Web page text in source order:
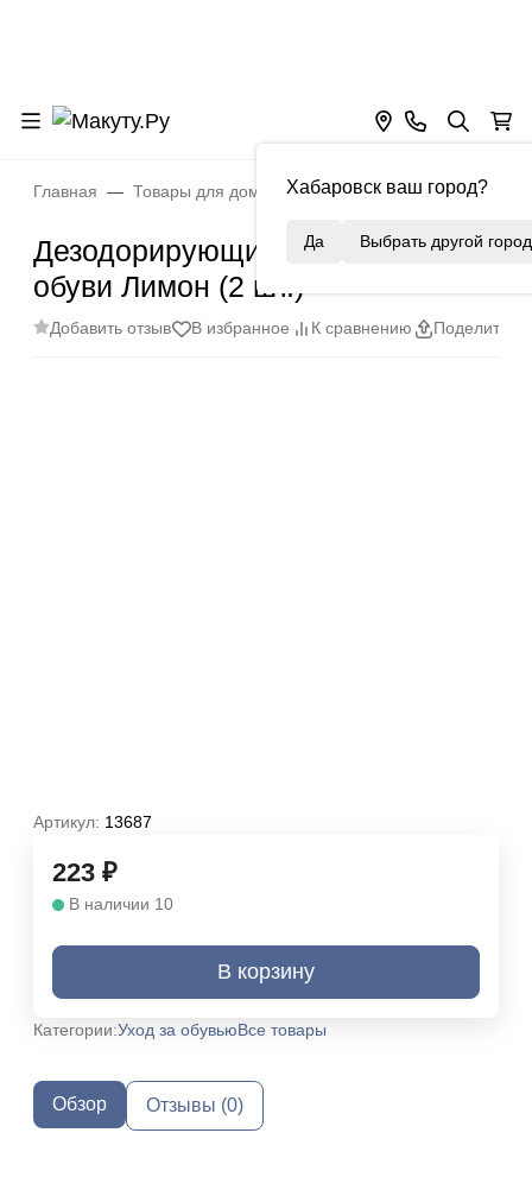
Хабаровск ваш город?
Да Выбрать другой город
Главная Товары для дома Уборка и организация
Дезодорирующие рожки для
обуви Лимон (2 шт.)
Добавить отзыв В избранное К сравнению Поделиться
Артикул: 13687
223 ₽
В наличии 10
В корзину
Категории:Уход за обувьюВсе товары
Обзор Отзывы (0)